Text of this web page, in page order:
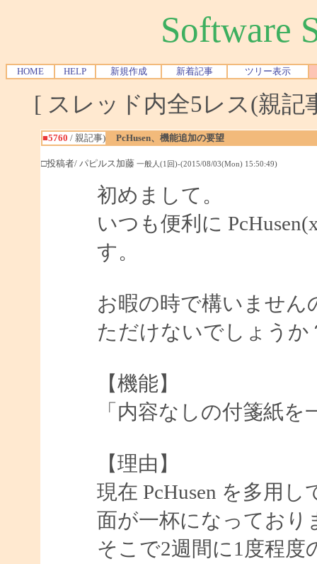
Software
HOME HELP 新規作成 新着記事 ツリー表示
[ スレッド内全5レス(親
■5760 / 親記事) PcHusen、機能追加の要望
□投稿者/ パピルス加藤 一般人(1回)-(2015/08/03(Mon) 15:50:49)
初めまして。
いつも便利に
す。
お暇の時で構いません
ただけないでしょうか
【機能】
「内容なしの付箋紙
【理由】
現在 PcHusen を多用
面が一杯になっており
そこで2週間に1度程度